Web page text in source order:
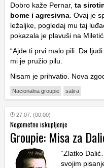
Dobro kaže Pernar, ta
bome i agresivna . Ovaj je
ležaljke, pogledaj mu taj
pokazala je plavuši na
“Ajde ti prvi malo pili. Da
mi je pružio pilu.
Nisam je prihvatio. Nova
Nacionalna groupie satira
27.07. (00:00)
Nogometno iskupljenje
Groupie: Misa za
“Zlatko
svojim